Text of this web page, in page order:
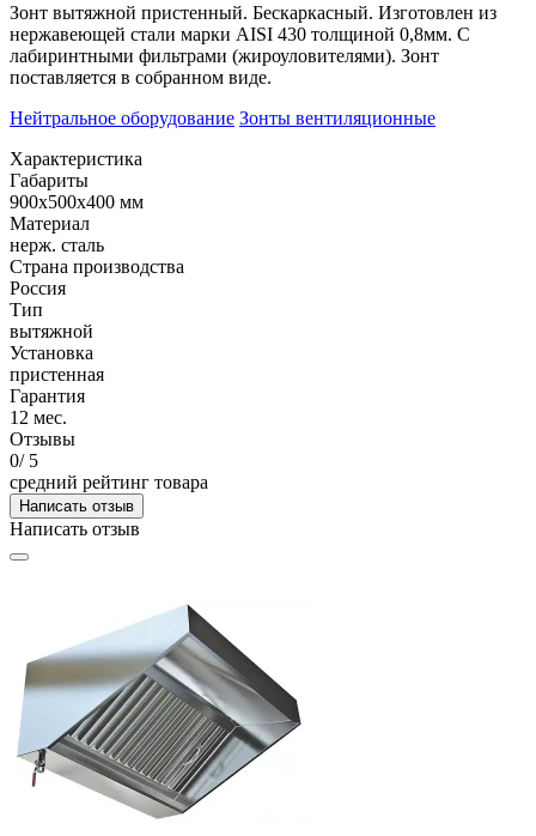
Зонт вытяжной пристенный. Бескаркасный. Изготовлен из
нержавеющей стали марки AISI 430 толщиной 0,8мм. С
лабиринтными фильтрами (жироуловителями). Зонт
поставляется в собранном виде.
Нейтральное оборудование Зонты вентиляционные
Характеристика
Габариты
900х500х400 мм
Материал
нерж. сталь
Страна производства
Россия
Тип
вытяжной
Установка
пристенная
Гарантия
12 мес.
Отзывы
0/ 5
средний рейтинг товара
Написать отзыв
Написать отзыв